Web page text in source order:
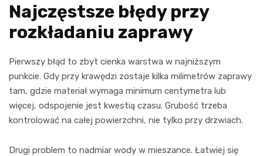
Najczęstsze błędy przy
rozkładaniu zaprawy
Pierwszy błąd to zbyt cienka warstwa w najniższym
punkcie. Gdy przy krawędzi zostaje kilka milimetrów zaprawy
tam, gdzie materiał wymaga minimum centymetra lub
więcej, odspojenie jest kwestią czasu. Grubość trzeba
kontrolować na całej powierzchni, nie tylko przy drzwiach.
Drugi problem to nadmiar wody w mieszance. Łatwiej się